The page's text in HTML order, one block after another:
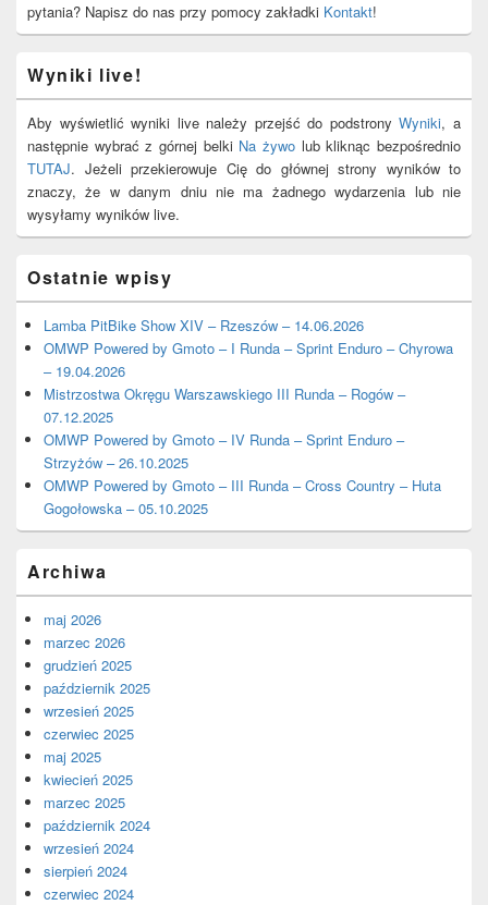
pytania? Napisz do nas przy pomocy zakładki Kontakt!
Wyniki live!
Aby wyświetlić wyniki live należy przejść do podstronyWyniki, a
następnie wybrać z górnej belki Na żywo lub kliknąc bezpośrednio
TUTAJ. Jeżeli przekierowuje Cię do głównej strony wyników to
znaczy, że w danym dniu nie ma żadnego wydarzenia lub nie
wysyłamy wyników live.
Ostatnie wpisy
Lamba PitBike Show XIV – Rzeszów – 14.06.2026
OMWP Powered by Gmoto – I Runda – Sprint Enduro – Chyrowa
– 19.04.2026
Mistrzostwa Okręgu Warszawskiego III Runda – Rogów –
07.12.2025
OMWP Powered by Gmoto – IV Runda – Sprint Enduro –
Strzyżów – 26.10.2025
OMWP Powered by Gmoto – III Runda – Cross Country – Huta
Gogołowska – 05.10.2025
Archiwa
maj 2026
marzec 2026
grudzień 2025
październik 2025
wrzesień 2025
czerwiec 2025
maj 2025
kwiecień 2025
marzec 2025
październik 2024
wrzesień 2024
sierpień 2024
czerwiec 2024